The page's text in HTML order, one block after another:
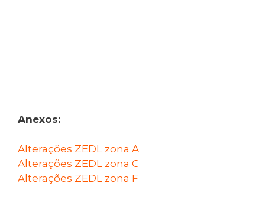
Anexos:
Alterações ZEDL zona A
Alterações ZEDL zona C
Alterações ZEDL zona F